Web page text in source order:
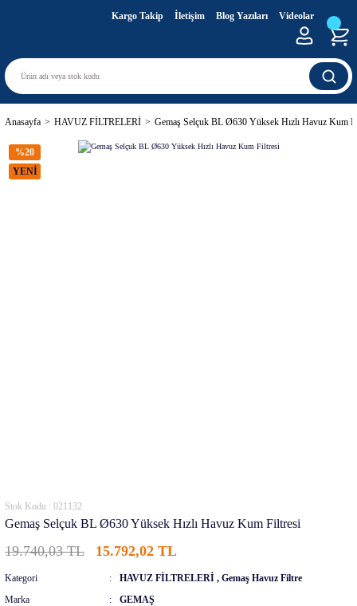
Kargo Takip İletişim Blog Yazıları Videolar
Anasayfa HAVUZ FİLTRELERİ Gemaş Selçuk BL Ø630 Yüksek Hızlı Havuz Kum
%20
YENİ
Stok Kodu : 021132
Gemaş Selçuk BL Ø630 Yüksek Hızlı Havuz Kum Filtresi
19.740,03 TL 15.792,02 TL
Kategori HAVUZ FİLTRELERİ , Gemaş Havuz Filtre
Marka
GEMAŞ